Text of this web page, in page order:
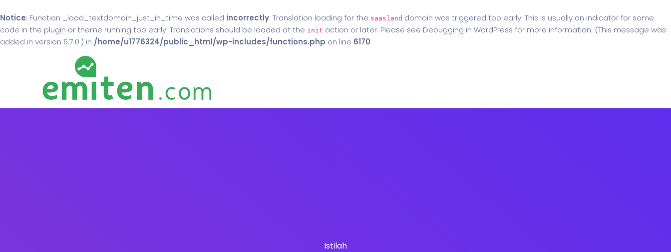
Notice: Function _load_textdomain_just_in_time was called incorrectly. Translation loading for the saasland domain was triggered too early. This is usually an indicator for some
code in the plugin or theme running too early. Translations should be loaded at the init action or later. Please see Debugging in WordPress for more information. (This message was
added in version 6.7.0.) in /home/u1776324/public_html/wp-includes/functions.php on line 6170
Istilah